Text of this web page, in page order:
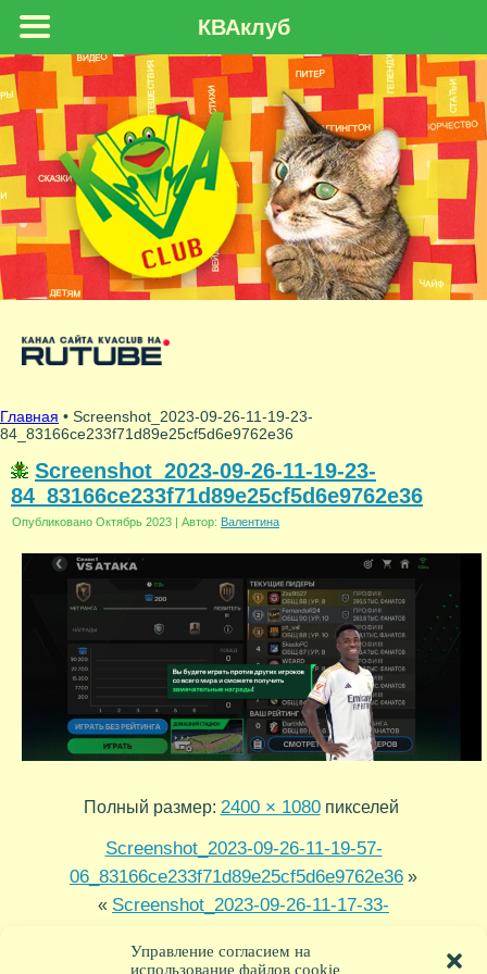
Управление согласием на
использование файлов cookie
Главная • Screenshot_2023-09-26-11-19-23-
84_83166ce233f71d89e25cf5d6e9762e36
Screenshot_2023-09-26-11-19-23-
84_83166ce233f71d89e25cf5d6e9762e36
Опубликовано Октябрь 2023 | Автор: Валентина
Полный размер: 2400 × 1080пикселей
Screenshot_2023-09-26-11-19-57-
06_83166ce233f71d89e25cf5d6e9762e36 »
« Screenshot_2023-09-26-11-17-33-
КВАклуб